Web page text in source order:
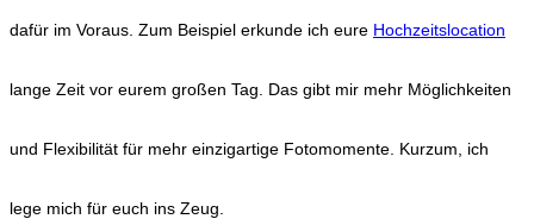
dafür im Voraus. Zum Beispiel erkunde ich eure Hochzeitslocation
lange Zeit vor eurem großen Tag. Das gibt mir mehr Möglichkeiten
und Flexibilität für mehr einzigartige Fotomomente. Kurzum, ich
lege mich für euch ins Zeug.